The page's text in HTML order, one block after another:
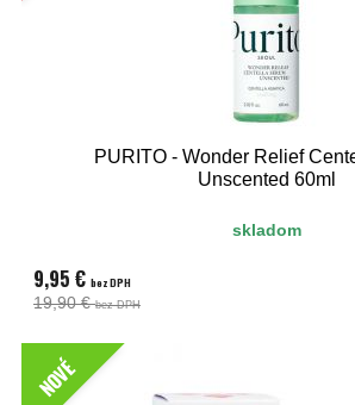
PURITO - Wonder Relief
Unscented 60ml
skladom
9,95 € bez DPH
19,90 €bez DPH
NOVÉ